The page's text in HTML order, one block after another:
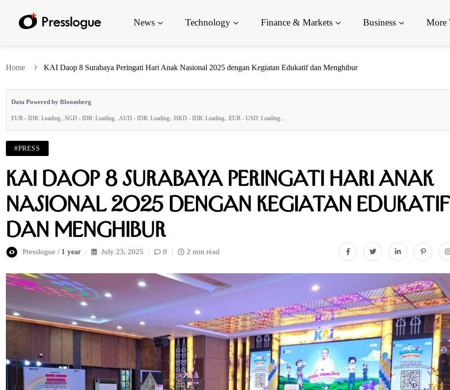
News Technology Finance & Markets Business More
Home KAI Daop 8 Surabaya Peringati Hari Anak Nasional 2025 dengan Kegiatan Edukatif dan Menghibur
Data Powered by Bloomberg
EUR - IDR: Loading...SGD - IDR: Loading...AUD - IDR: Loading...HKD - IDR: Loading...EUR - USD: Loading...
#PRESS
KAI Daop 8 Surabaya Peringati Hari Anak
Nasional 2025 dengan Kegiatan Edukatif
dan Menghibur
Presslogue / 1 year July 23, 2025 0 2 min read